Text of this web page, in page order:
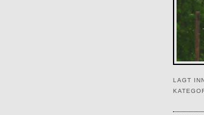
LAGT